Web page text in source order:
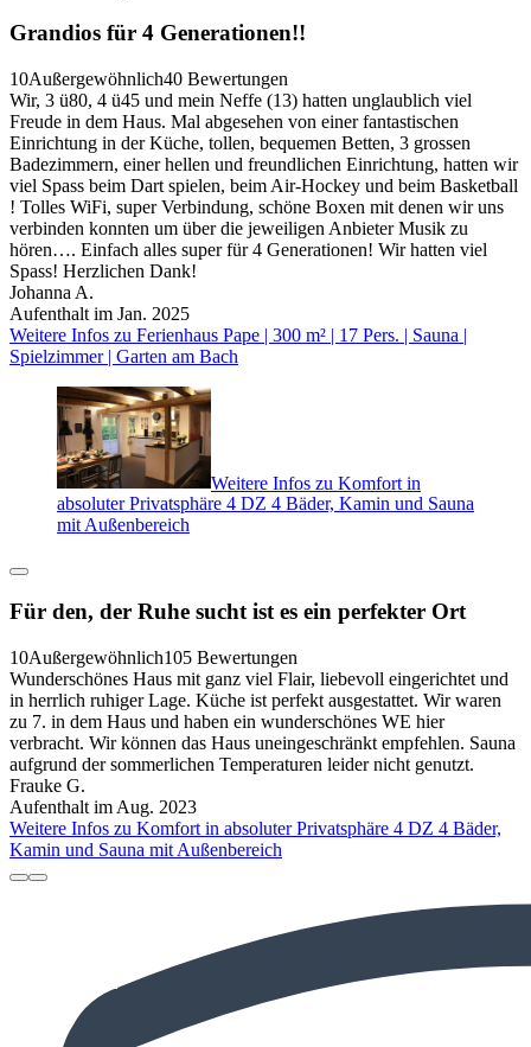
Grandios für 4 Generationen!!
10Außergewöhnlich40 Bewertungen
Wir, 3 ü80, 4 ü45 und mein Neffe (13) hatten unglaublich viel
Freude in dem Haus. Mal abgesehen von einer fantastischen
Einrichtung in der Küche, tollen, bequemen Betten, 3 grossen
Badezimmern, einer hellen und freundlichen Einrichtung, hatten wir
viel Spass beim Dart spielen, beim Air-Hockey und beim Basketball
! Tolles WiFi, super Verbindung, schöne Boxen mit denen wir uns
verbinden konnten um über die jeweiligen Anbieter Musik zu
hören…. Einfach alles super für 4 Generationen! Wir hatten viel
Spass! Herzlichen Dank!
Johanna A.
Aufenthalt im Jan. 2025
Weitere Infos zu Ferienhaus Pape | 300 m² | 17 Pers. | Sauna |
Spielzimmer | Garten am Bach
Weitere Infos zu Komfort in
absoluter Privatsphäre 4 DZ 4 Bäder, Kamin und Sauna
mit Außenbereich
Für den, der Ruhe sucht ist es ein perfekter Ort
10Außergewöhnlich105 Bewertungen
Wunderschönes Haus mit ganz viel Flair, liebevoll eingerichtet und
in herrlich ruhiger Lage. Küche ist perfekt ausgestattet. Wir waren
zu 7. in dem Haus und haben ein wunderschönes WE hier
verbracht. Wir können das Haus uneingeschränkt empfehlen. Sauna
aufgrund der sommerlichen Temperaturen leider nicht genutzt.
Frauke G.
Aufenthalt im Aug. 2023
Weitere Infos zu Komfort in absoluter Privatsphäre 4 DZ 4 Bäder,
Kamin und Sauna mit Außenbereich